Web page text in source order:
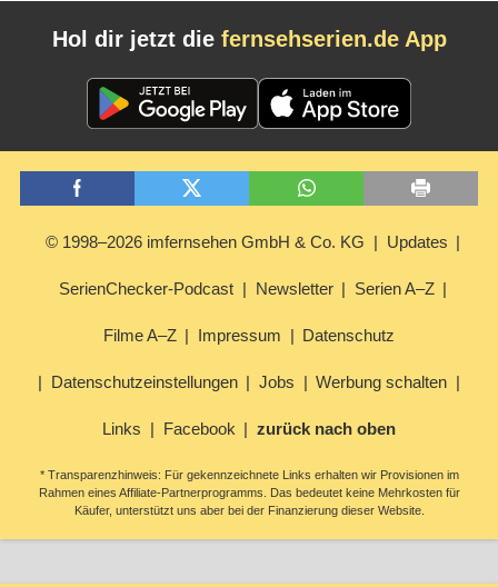
Hol dir jetzt die fernsehserien.de App
© 1998–2026 imfernsehen GmbH & Co. KG Updates
SerienChecker-Podcast Newsletter Serien A–Z
Filme A–Z Impressum Datenschutz
Datenschutzeinstellungen Jobs Werbung schalten
Links Facebook zurück nach oben
* Transparenzhinweis: Für gekennzeichnete Links erhalten wir Provisionen im
Rahmen eines Affiliate-Partnerprogramms. Das bedeutet keine Mehrkosten für
Käufer, unterstützt uns aber bei der Finanzierung dieser Website.